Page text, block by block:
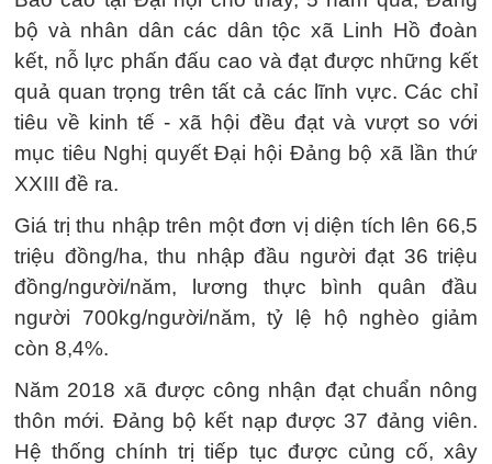
bộ và nhân dân các dân tộc xã Linh Hồ đoàn
kết, nỗ lực phấn đấu cao và đạt được những kết
quả quan trọng trên tất cả các lĩnh vực. Các chỉ
tiêu về kinh tế - xã hội đều đạt và vượt so với
mục tiêu Nghị quyết Đại hội Đảng bộ xã lần thứ
XXIII đề ra.
Giá trị thu nhập trên một đơn vị diện tích lên 66,5
triệu đồng/ha, thu nhập đầu người đạt 36 triệu
đồng/người/năm, lương thực bình quân đầu
người 700kg/người/năm, tỷ lệ hộ nghèo giảm
còn 8,4%.
Năm 2018 xã được công nhận đạt chuẩn nông
thôn mới. Đảng bộ kết nạp được 37 đảng viên.
Hệ thống chính trị tiếp tục được củng cố, xây